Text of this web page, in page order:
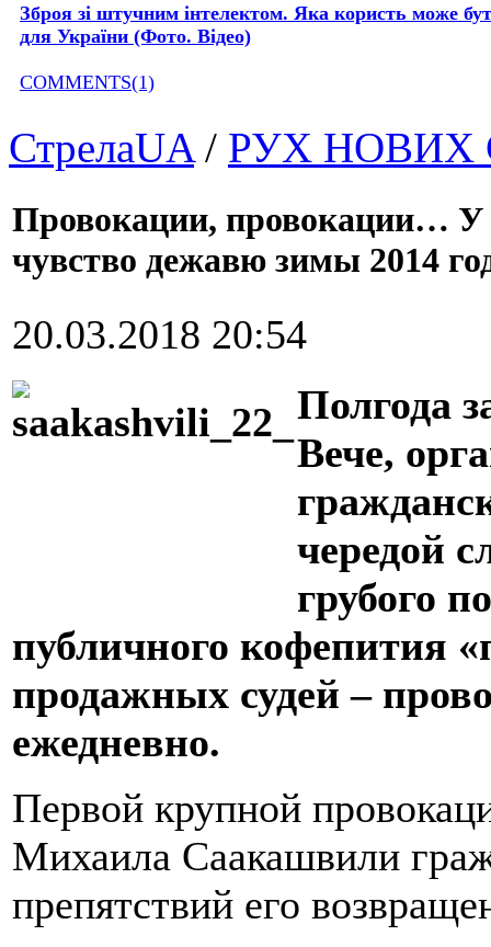
Зброя зі штучним інтелектом. Яка користь може
для України (Фото. Відео)
COMMENTS(1)
СтрелаUA/ РУХ НОВИХ
Провокации, провокации… У
чувство дежавю зимы 2014
20.03.2018 20:54
Полгода
Вече,
чередой
грубого
публичного кофепития
продажных судей –
ежедневно.
Первой крупной
Михаила Саакашвили
препятствий его